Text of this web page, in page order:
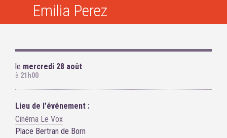
Emilia Perez
le mercredi 28 août
à 21h00
Lieu de l'événement :
Cinéma Le Vox
Place Bertran de Born